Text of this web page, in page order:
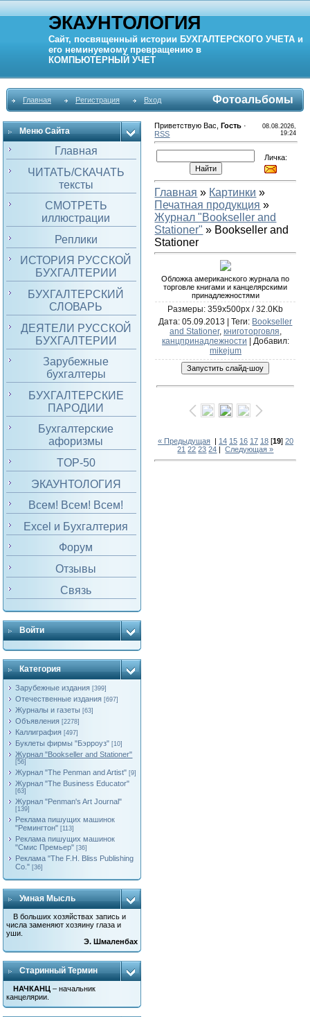
ЭКАУНТОЛОГИЯ
Сайт, посвященный истории БУХГАЛТЕРСКОГО УЧЕТА и
его неминуемому превращению в
КОМПЬЮТЕРНЫЙ УЧЕТ
Главная Регистрация Вход Фотоальбомы
Меню Сайта
Главная
ЧИТАТЬ/СКАЧАТЬ
тексты
СМОТРЕТЬ
иллюстрации
Реплики
ИСТОРИЯ РУССКОЙ
БУХГАЛТЕРИИ
БУХГАЛТЕРСКИЙ
СЛОВАРЬ
ДЕЯТЕЛИ РУССКОЙ
БУХГАЛТЕРИИ
Зарубежные
бухгалтеры
БУХГАЛТЕРСКИЕ
ПАРОДИИ
Бухгалтерские
афоризмы
TOP-50
ЭКАУНТОЛОГИЯ
Всем! Всем! Всем!
Excel и Бухгалтерия
Форум
Отзывы
Связь
Войти
Категория
Зарубежные издания [399]
Отечественные издания [697]
Журналы и газеты [63]
Объявления [2278]
Каллиграфия [497]
Буклеты фирмы "Бэрроуз" [10]
Журнал "Bookseller and Stationer"
[56]
Журнал "The Penman and Artist" [9]
Журнал "The Business Educator"
[63]
Журнал "Penman's Art Journal"
[139]
Реклама пишущих машинок
"Ремингтон" [113]
Реклама пишущих машинок
"Смис Премьер" [36]
Реклама "The F.H. Bliss Publishing
Co." [36]
Умная Мысль
В больших хозяйствах запись и
числа заменяют хозяину глаза и
уши.
Э. Шмаленбах
Старинный Термин
НАЧКАНЦ – начальник
канцелярии.
Приветствую Вас ,Гость ·
RSS
08.08.2026,
19:24
Личка:
Главная » Картинки »
Печатная продукция »
Журнал "Bookseller and
Stationer" » Bookseller and
Stationer
Обложка американского журнала по
торговле книгами и канцелярскими
принадлежностями
Размеры: 359x500px / 32.0Kb
Дата: 05.09.2013 |Теги: Bookseller
and Stationer, книготорговля,
канцпринадлежности
Добавил:
mikejum
« Предыдущая| 14 15 16 17 18[19] 20
21 22 23 24 |Следующая »